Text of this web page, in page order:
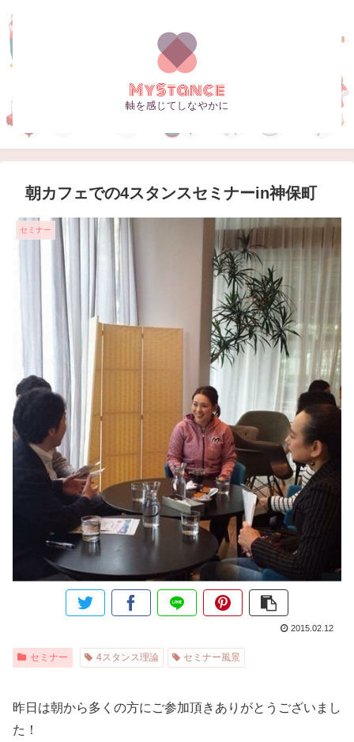
朝カフェでの4スタンスセミナーin神保町
セミナー
2015.02.12
セミナー 4スタンス理論 セミナー風景
昨日は朝から多くの方にご参加頂きありがとうございまし
た！